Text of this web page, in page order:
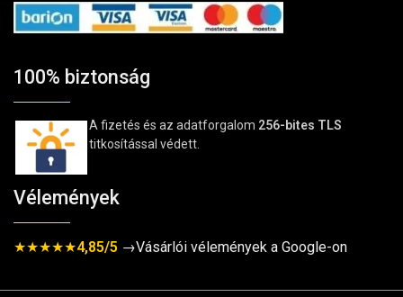
100% biztonság
A fizetés és az adatforgalom 256-bites TLS
titkosítással védett.
Vélemények
★★★★★4,85/5 →Vásárlói vélemények a Google-on